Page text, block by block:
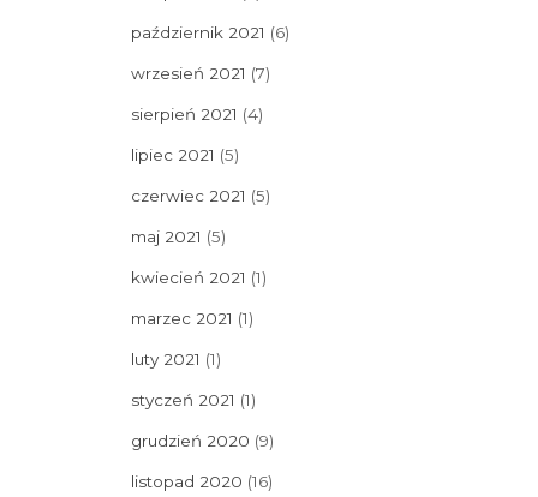
październik 2021 (6)
wrzesień 2021 (7)
sierpień 2021 (4)
lipiec 2021 (5)
czerwiec 2021 (5)
maj 2021 (5)
kwiecień 2021 (1)
marzec 2021 (1)
luty 2021 (1)
styczeń 2021 (1)
grudzień 2020 (9)
listopad 2020 (16)